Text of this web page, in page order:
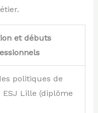
et débuts
politiques de
ESJ Lille (diplôme